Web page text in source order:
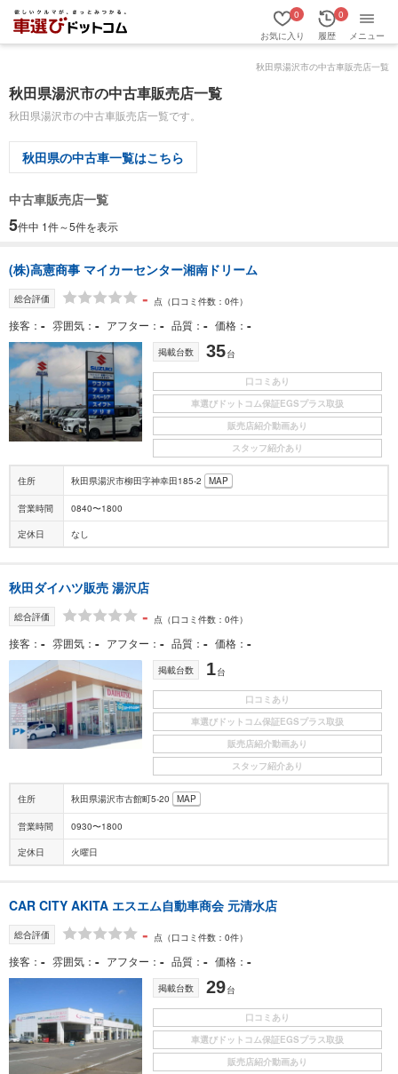
お気に入り
0
履歴
0
メニュー
秋田県湯沢市の中古車販売店一覧
秋田県湯沢市の中古車販売店一覧
秋田県湯沢市の中古車販売店一覧です。
秋田県の中古車一覧はこちら
中古車販売店一覧
5件中 1件～5件を表示
(株)高憲商事 マイカーセンター湘南ドリーム
総合評価 - 点 （口コミ件数：0件）
接客 - 雰囲気 - アフター - 品質 - 価格 -
掲載台数 35台
口コミあり
車選びドットコム保証EGSプラス取扱
販売店紹介動画あり
スタッフ紹介あり
住所 秋田県湯沢市柳田字神幸田185-2 MAP
営業時間 0840〜1800
定休日 なし
秋田ダイハツ販売 湯沢店
総合評価 - 点 （口コミ件数：0件）
接客 - 雰囲気 - アフター - 品質 - 価格 -
掲載台数 1台
口コミあり
車選びドットコム保証EGSプラス取扱
販売店紹介動画あり
スタッフ紹介あり
住所 秋田県湯沢市古館町5-20 MAP
営業時間 0930〜1800
定休日 火曜日
CAR CITY AKITA エスエム自動車商会 元清水店
総合評価 - 点 （口コミ件数：0件）
接客 - 雰囲気 - アフター - 品質 - 価格 -
掲載台数 29台
口コミあり
車選びドットコム保証EGSプラス取扱
販売店紹介動画あり